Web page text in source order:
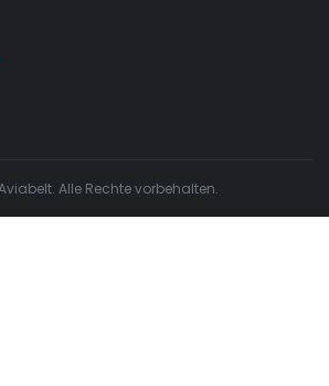
Alle Rechte vorbehalten.